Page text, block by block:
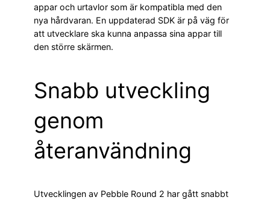
appar och urtavlor som är kompatibla med den
nya hårdvaran. En uppdaterad SDK är på väg för
att utvecklare ska kunna anpassa sina appar till
den större skärmen.
Snabb utveckling
genom
återanvändning
Utvecklingen av Pebble Round 2 har gått snabbt